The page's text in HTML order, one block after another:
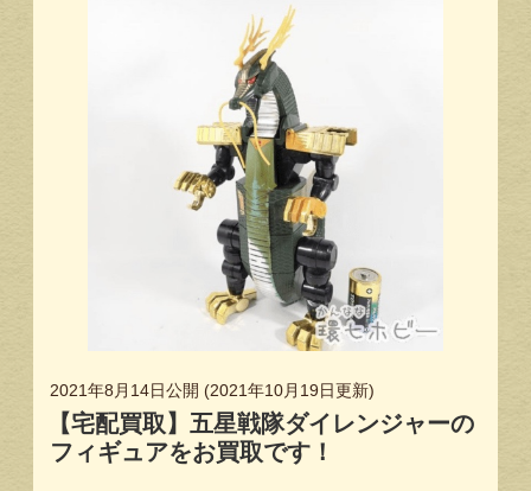
2021年8月14日公開 (2021年10月19日更新)
【宅配買取】五星戦隊ダイレンジャーの
フィギュアをお買取です！